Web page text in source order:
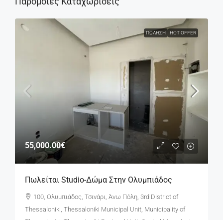
ΠΏΛΗΣΗ HOT OFFER
55,000.00€
Πωλείται Studio-Δώμα Στην Ολυμπιάδος
100, Ολυμπιάδος, Τσινάρι, Άνω Πόλη, 3rd District of
Thessaloniki, Thessaloniki Municipal Unit, Municipality of